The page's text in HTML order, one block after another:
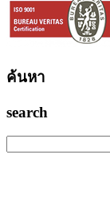
ค้นหา
search